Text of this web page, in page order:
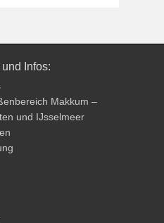
Infos:
Makkum –
und IJsselmeer